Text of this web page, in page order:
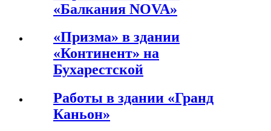
«Балкания NOVA»
«Призма» в здании
«Континент» на
Бухарестской
Работы в здании «Гранд
Каньон»